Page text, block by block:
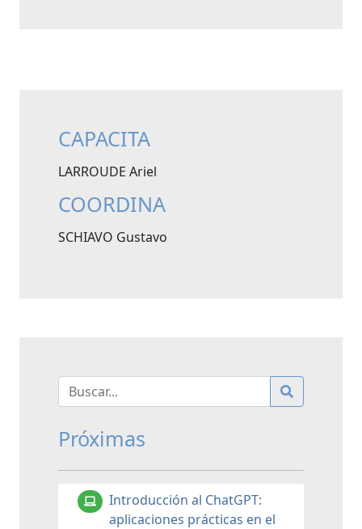
CAPACITA
LARROUDE Ariel
COORDINA
SCHIAVO Gustavo
Próximas
Introducción al ChatGPT:
aplicaciones prácticas en el